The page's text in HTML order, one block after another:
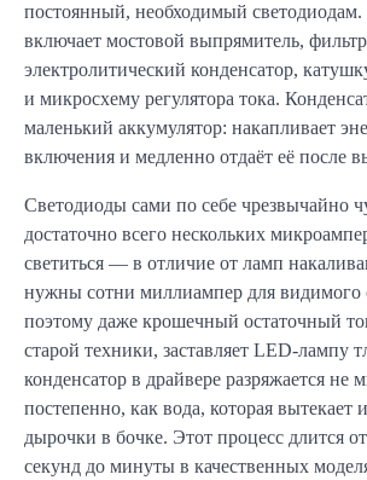
постоянный, необходимый светодиодам.
включает мостовой выпрямитель,
электролитический конденсатор,
и микросхему регулятора тока.
маленький аккумулятор: накапливает
включения и медленно отдаёт её после
Светодиоды сами по себе чрезвычайно
достаточно всего нескольких
светиться — в отличие от ламп
нужны сотни миллиампер для видимого
поэтому даже крошечный остаточный
старой техники, заставляет LED-лампу
конденсатор в драйвере разряжается не
постепенно, как вода, которая вытекает
дырочки в бочке. Этот процесс длится
секунд до минуты в качественных